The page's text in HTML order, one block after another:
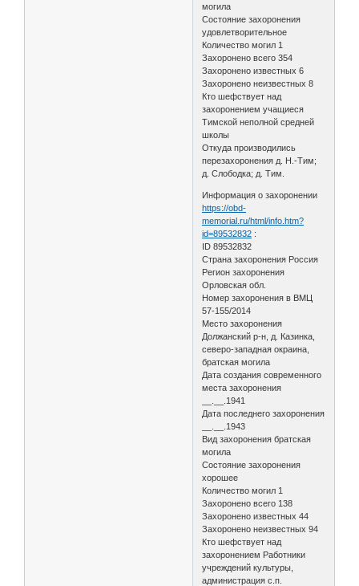
могила
Состояние захоронения
удовлетворительное
Количество могил 1
Захоронено всего 354
Захоронено известных 6
Захоронено неизвестных 8
Кто шефствует над
захоронением учащиеся
Тимской неполной средней
школы
Откуда производились
перезахоронения д. Н.-Тим;
д. Слободка; д. Тим.
Информация о захоронении
https://obd-
memorial.ru/html/info.htm?
id=89532832 :
ID 89532832
Страна захоронения Россия
Регион захоронения
Орловская обл.
Номер захоронения в ВМЦ
57-155/2014
Место захоронения
Должанский р-н, д. Казинка,
северо-западная окраина,
братская могила
Дата создания современного
места захоронения
__.__.1941
Дата последнего захоронения
__.__.1943
Вид захоронения братская
могила
Состояние захоронения
хорошее
Количество могил 1
Захоронено всего 138
Захоронено известных 44
Захоронено неизвестных 94
Кто шефствует над
захоронением Работники
учреждений культуры,
администрация с.п.